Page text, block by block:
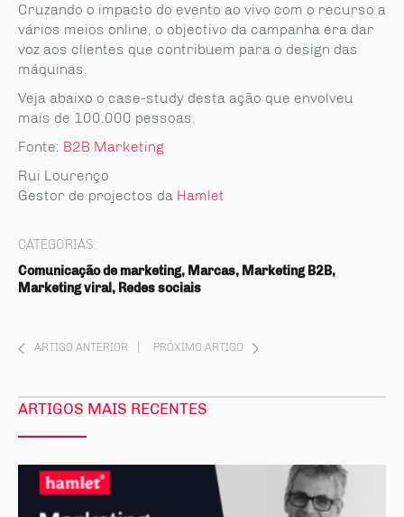
Cruzando o impacto do evento ao vivo com o recurso a
vários meios online, o objectivo da campanha era dar
voz aos clientes que contribuem para o design das
máquinas.
Veja abaixo o case-study desta ação que envolveu
mais de 100.000 pessoas.
Fonte: B2B Marketing
Rui Lourenço
Gestor de projectos da Hamlet
CATEGORIAS:
Comunicação de marketing, Marcas, Marketing B2B,
Marketing viral, Redes sociais
ARTIGO ANTERIOR PRÓXIMO ARTIGO
ARTIGOS MAIS RECENTES